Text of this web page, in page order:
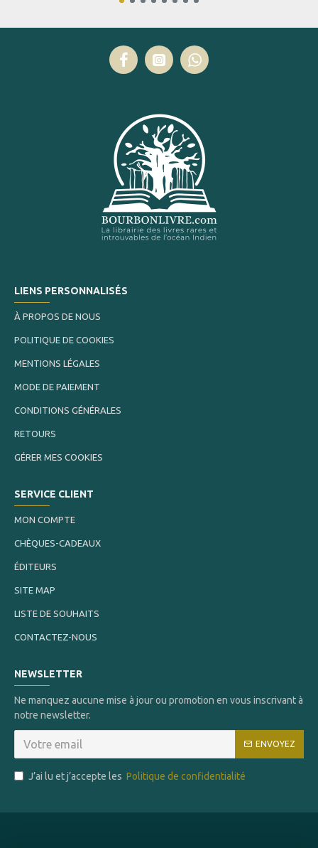
LIENS PERSONNALISÉS
À PROPOS DE NOUS
POLITIQUE DE COOKIES
MENTIONS LÉGALES
MODE DE PAIEMENT
CONDITIONS GÉNÉRALES
RETOURS
GÉRER MES COOKIES
SERVICE CLIENT
MON COMPTE
CHÈQUES-CADEAUX
ÉDITEURS
SITE MAP
LISTE DE SOUHAITS
CONTACTEZ-NOUS
NEWSLETTER
Ne manquez aucune mise à jour ou promotion en vous inscrivant à
notre newsletter.
ENVOYEZ
J’ai lu et j’accepte les Politique de confidentialité